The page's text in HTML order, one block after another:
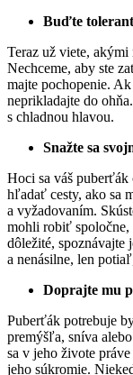
Buďte
Teraz už viete, akými
Nechceme, aby ste
majte pochopenie.
neprikladajte do
s chladnou hlavou.
Snažte sa
Hoci sa váš puberťák
hľadať cesty, ako sa
a vyžadovaním.
mohli robiť spoločne,
dôležité, spoznávajte
a nenásilne, len
Doprajte mu
Puberťák potrebuje
premýšľa, sníva
sa v jeho živote
jeho súkromie.